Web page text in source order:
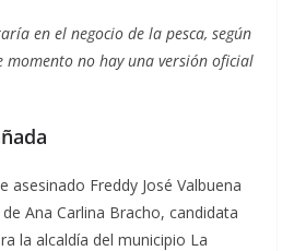
en el negocio de la pesca, según
momento no hay una versión oficial
asesinado Freddy José Valbuena
Ana Carlina Bracho, candidata
la alcaldía del municipio La